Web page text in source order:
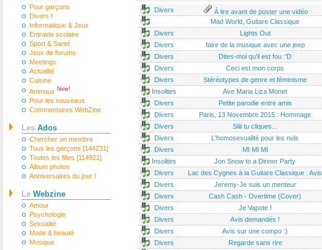
Pour garçons
Divers !
Informatique & Jeux
Entraide scolaire
Sport & Santé
Jeux de forums
Meetings
Actualité
Cuisine
Animaux New!
Pour les nouveaux
Commentaires WebZine
Les Ados
Chercher un membre
Tous les garçons [144231]
Toutes les filles [114921]
Album photos
Anniversaires du jour !
Le Webzine
Amour
Psychologie
Sexualité
Mode & beauté
Musique
Divers À lire avant de poster une vidéo
Mad World, Guitare Classique
Divers
Lights Out
Divers
faire de la musique avec une jeep
Divers
Dites-moi qu'il est fou :'D
Divers
Ceci est mon corps
Divers
Stéréotypes de genre et féminisme
Insolites
Ave Maria Liza Monet
Divers
Petite parodie entre amis
Divers
Paris, 13 Novembre 2015 : Hommage
Divers
Siiii tu cliques...
Divers
L'homosexualité pour les nuls
Divers
MI MI MI
Insolites
Jon Snow to a Dinner Party
Divers
Lac des Cygnes à la Guitare Classique : Avis
Divers
Jeremy-Je suis un menteur
Divers
Cash Cash - Overtime (Cover)
Divers
Je Vapote !
Divers
Avis demandés !
Divers
Avis sur une compo :)
Divers
Regarde sans rire